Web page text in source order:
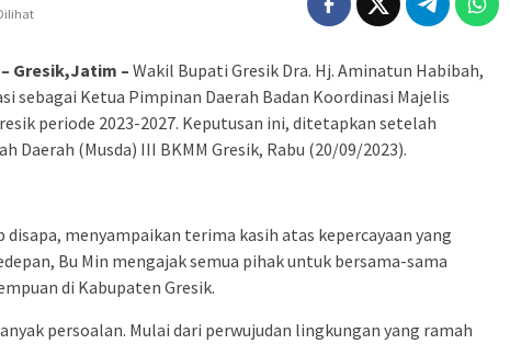
Gresik,Jatim – Wakil Bupati Gresik Dra. Hj. Aminatun Habibah,
sebagai Ketua Pimpinan Daerah Badan Koordinasi Majelis
periode 2023-2027. Keputusan ini, ditetapkan setelah
Daerah (Musda) III BKMM Gresik, Rabu (20/09/2023).
disapa, menyampaikan terima kasih atas kepercayaan yang
Bu Min mengajak semua pihak untuk bersama-sama
di Kabupaten Gresik.
persoalan. Mulai dari perwujudan lingkungan yang ramah